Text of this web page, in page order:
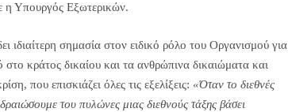
η Υπουργός Εξωτερικών.
ιδιαίτερη σημασία στον ειδικό ρόλο του Οργανισμού για
κράτος δικαίου και τα ανθρώπινα δικαιώματα και
που επισκιάζει όλες τις εξελίξεις: «Όταν το διεθνές
του πυλώνες μιας διεθνούς τάξης βάσει